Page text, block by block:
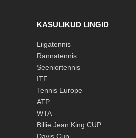
KASULIKUD LINGID
Liigatennis
Rannatennis
Seeniortennis
ITF
Tennis Europe
ATP
WTA
Billie Jean King CUP
Davis Cup